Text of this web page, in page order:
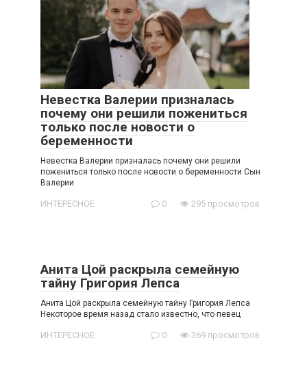
Невестка Валерии призналась
почему они решили пожениться
только после новости о
беременности
Невестка Валерии призналась почему они решили
пожениться только после новости о беременности Сын
Валерии
ИНТЕРЕСНОЕ 0 295 просмотров
Анита Цой раскрыла семейную
тайну Григория Лепса
Анита Цой раскрыла семейную тайну Григория Лепса
Некоторое время назад стало известно, что певец
ИНТЕРЕСНОЕ 0 369 просмотров